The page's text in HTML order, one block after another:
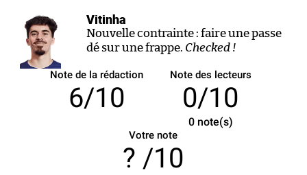
Vitinha
Nouvelle contrainte : faire une passe
dé sur une frappe. Checked !
Note de la rédaction
6/10
Note des lecteurs
0/10
0note(s)
Votre note
/10